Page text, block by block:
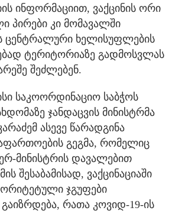
ინფორმაციით, ვაქცინის ორი
პირები კი მომავალში
ცენტრალური ხელისუფლების
ტერიტორიაზე გადმოსვლას
შეძლებენ.
საკოორდინაციო საბჭოს
ჯანდაცვის მინისტრმა
ასევე წარადგინა
გეგმა, რომელიც
მინისტრის დავალებით
შესაბამისად, ვაქცინაციაში
ჯგუფები
რათა კოვიდ-19-ის